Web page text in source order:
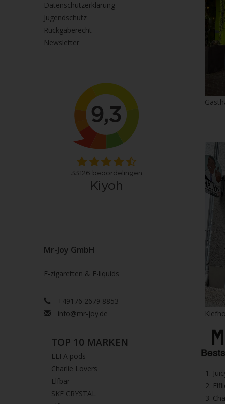
Datenschutzerklärung
Jugendschutz
Rückgaberecht
Newsletter
Mr-Joy GmbH
E-zigaretten & E-liquids
+49176 2679 8853
info@mr-joy.de
TOP 10 MARKEN
ELFA pods
Charlie Lovers
Elfbar
SKE CRYSTAL
1.⁠
2.⁠
3.⁠